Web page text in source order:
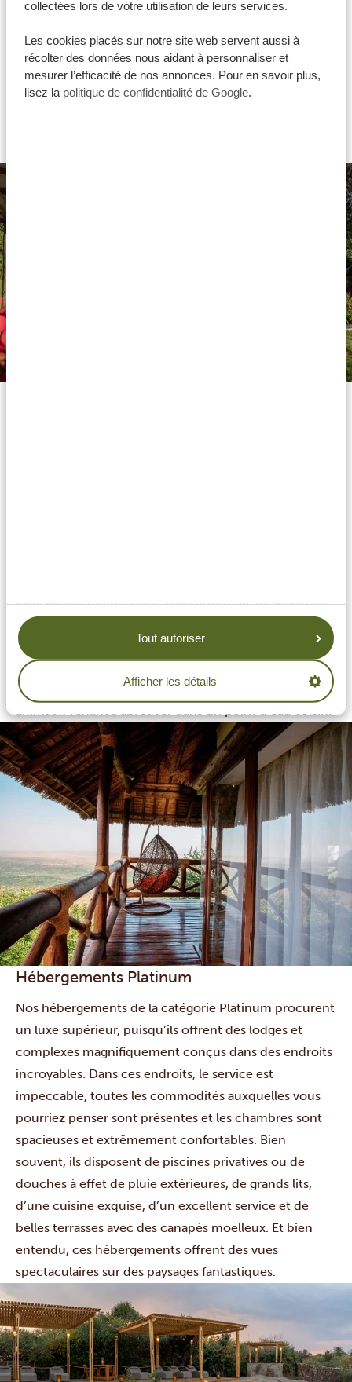
collectées lors de votre utilisation de leurs services.
Les cookies placés sur notre site web servent aussi à
récolter des données nous aidant à personnaliser et
mesurer l’efficacité de nos annonces. Pour en savoir plus,
lisez la politique de confidentialité de Google.
Tout autoriser
Afficher les détails
compte sont que la connection WiFi peut n’être
disponible que dans certaines zones, et que le dîner
est généralement servi sous forme de buffet. Cela dit
avec de splendides vues. Vous profiterez de délicieux
repas sous forme de buffet ou à la carte et aurez accès
à des piscines. Pour couronner le tout, vous pourriez
même apercevoir des animaux directement depuis
votre lodge, avec des singes dans les arbres ou des
Hébergements Platinum
Nos hébergements de la catégorie Platinum procurent
un luxe supérieur, puisqu’ils offrent des lodges et
complexes magnifiquement conçus dans des endroits
incroyables. Dans ces endroits, le service est
impeccable, toutes les commodités auxquelles vous
pourriez penser sont présentes et les chambres sont
spacieuses et extrêmement confortables. Bien
souvent, ils disposent de piscines privatives ou de
douches à effet de pluie extérieures, de grands lits,
d’une cuisine exquise, d’un excellent service et de
belles terrasses avec des canapés moelleux. Et bien
entendu, ces hébergements offrent des vues
spectaculaires sur des paysages fantastiques.